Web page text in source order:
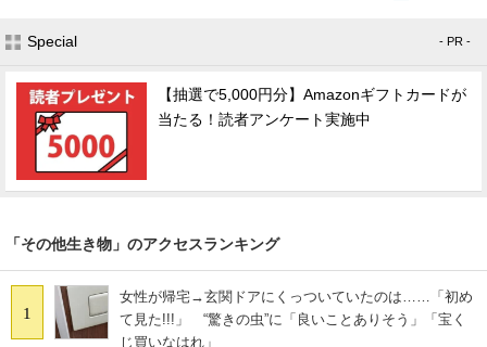
Special - PR -
【抽選で5,000円分】Amazonギフトカードが
当たる！読者アンケート実施中
「その他生き物」のアクセスランキング
1
女性が帰宅→玄関ドアにくっついていたのは……「初め
て見た!!!」 “驚きの虫”に「良いことありそう」「宝く
じ買いなはれ」